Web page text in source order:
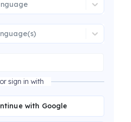
or sign in with
with Google